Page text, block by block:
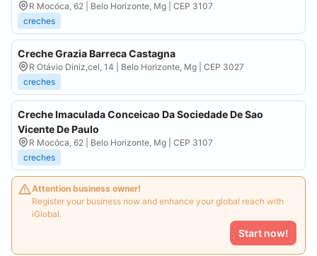
R Mocóca, 62 | Belo Horizonte, Mg | CEP 3107
creches
Creche Grazia Barreca Castagna
R Otávio Diniz,cel, 14 | Belo Horizonte, Mg | CEP 3027
creches
Creche Imaculada Conceicao Da Sociedade De Sao
Vicente De Paulo
R Mocóca, 62 | Belo Horizonte, Mg | CEP 3107
creches
Attention business owner!
Register your business now and enhance your global reach with
iGlobal.
Start now!